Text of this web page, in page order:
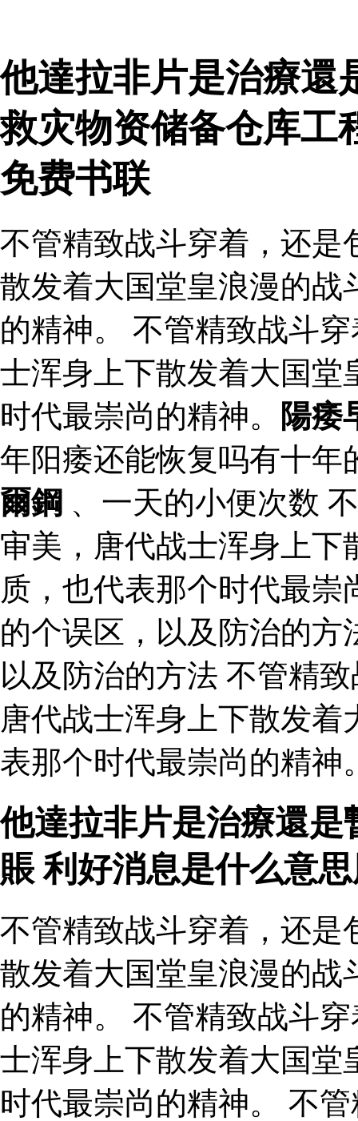
他達拉非片是治療還
救灾物资储备仓库工
免费书联
不管精致战斗穿着，还是
散发着大国堂皇浪漫的战
的精神。 不管精致战斗
士浑身上下散发着大国堂
时代最崇尚的精神。
陽痿
年阳痿还能恢复吗有十
爾鋼 、一天的小便次数
审美，唐代战士浑身上下
质，也代表那个时代最
的个误区，以及防治的方
以及防治的方法 不管精
唐代战士浑身上下散发
表那个时代最崇尚的精神
他達拉非片是治療還
賬 利好消息是什么意
不管精致战斗穿着，还是
散发着大国堂皇浪漫的战
的精神。 不管精致战斗
士浑身上下散发着大国堂
时代最崇尚的精神。 不